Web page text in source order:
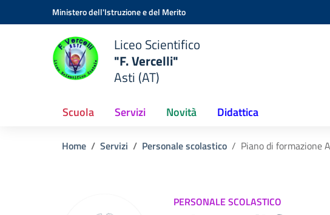
Vai ai contenuti
Vai al menu di navigazioneMinistero dell'Istruzione e del Merito
Liceo Scientifico
"F. Vercelli"
Asti (AT)
Scuola Servizi Novità Didattica
Home Servizi Personale scolastico Piano di formazione
PERSONALE SCOLASTICO